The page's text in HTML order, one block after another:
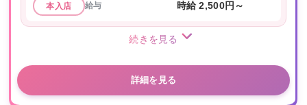
本入店 給与 時給 2,500円～
続きを見る
詳細を見る